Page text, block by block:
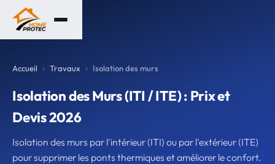
Accueil Travaux Isolation des murs
Isolation des Murs (ITI / ITE) : Prix et
Devis 2026
Isolation des murs par l'intérieur (ITI) ou par l'extérieur (ITE)
pour supprimer les ponts thermiques et améliorer le confort.